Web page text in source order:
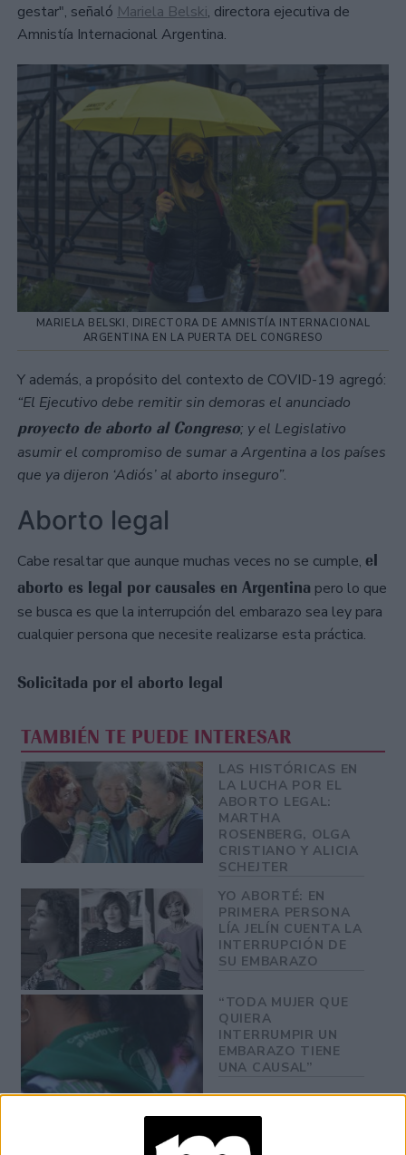
gestar", señaló Mariela Belski, directora ejecutiva de
Amnistía Internacional Argentina.
MARIELA BELSKI, DIRECTORA DE AMNISTÍA INTERNACIONAL
ARGENTINA EN LA PUERTA DEL CONGRESO
Y además, a propósito del contexto de COVID-19 agregó:
“El Ejecutivo debe remitir sin demoras el anunciado
proyecto de aborto al Congreso; y el Legislativo
asumir el compromiso de sumar a Argentina a los países
que ya dijeron ‘Adiós’ al aborto inseguro”.
Aborto legal
Cabe resaltar que aunque muchas veces no se cumple, el
aborto es legal por causales en Argentina pero lo que
se busca es que la interrupción del embarazo sea ley para
cualquier persona que necesite realizarse esta práctica.
Solicitada por el aborto legal
TAMBIÉN TE PUEDE INTERESAR
LAS HISTÓRICAS EN
LA LUCHA POR EL
ABORTO LEGAL:
MARTHA
ROSENBERG, OLGA
CRISTIANO Y ALICIA
SCHEJTER
YO ABORTÉ: EN
PRIMERA PERSONA
LÍA JELÍN CUENTA LA
INTERRUPCIÓN DE
SU EMBARAZO
“TODA MUJER QUE
QUIERA
INTERRUMPIR UN
EMBARAZO TIENE
UNA CAUSAL”